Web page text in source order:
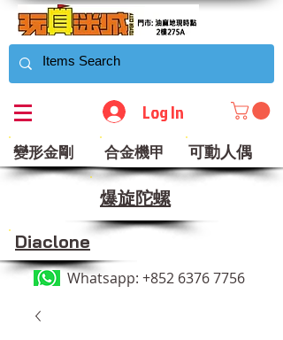
Log In
變形金剛 合金機甲 可動人偶
​爆旋陀螺
Diaclone
Whatsapp: +852 6376 7756